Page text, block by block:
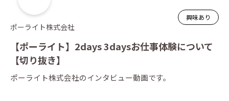
興味あり
ポーライト株式会社
【ポーライト】2days 3daysお仕事体験について
【切り抜き】
ポーライト株式会社のインタビュー動画です。